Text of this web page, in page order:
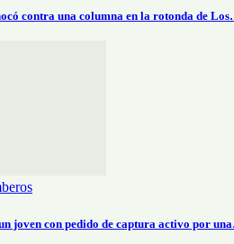
contra una columna en la rotonda de
joven con pedido de captura activo por